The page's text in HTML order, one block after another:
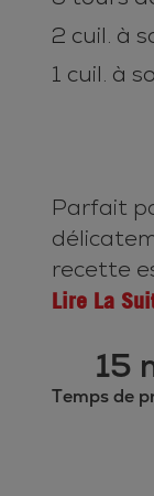
2 cuil. à
1 cuil. à
Parfait
recette
Lire La
15
Temps de